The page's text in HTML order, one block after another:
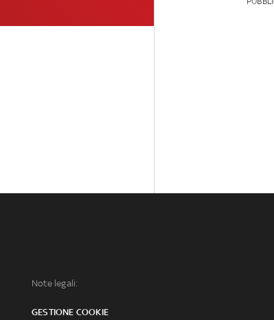
Note legali:
GESTIONE COOKIE